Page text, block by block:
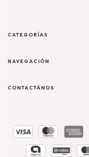
CATEGORÍAS
NAVEGACIÓN
CONTACTÁNOS